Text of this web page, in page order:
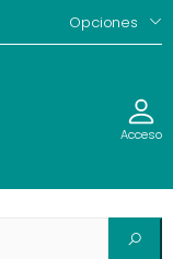
Opciones
Acceso